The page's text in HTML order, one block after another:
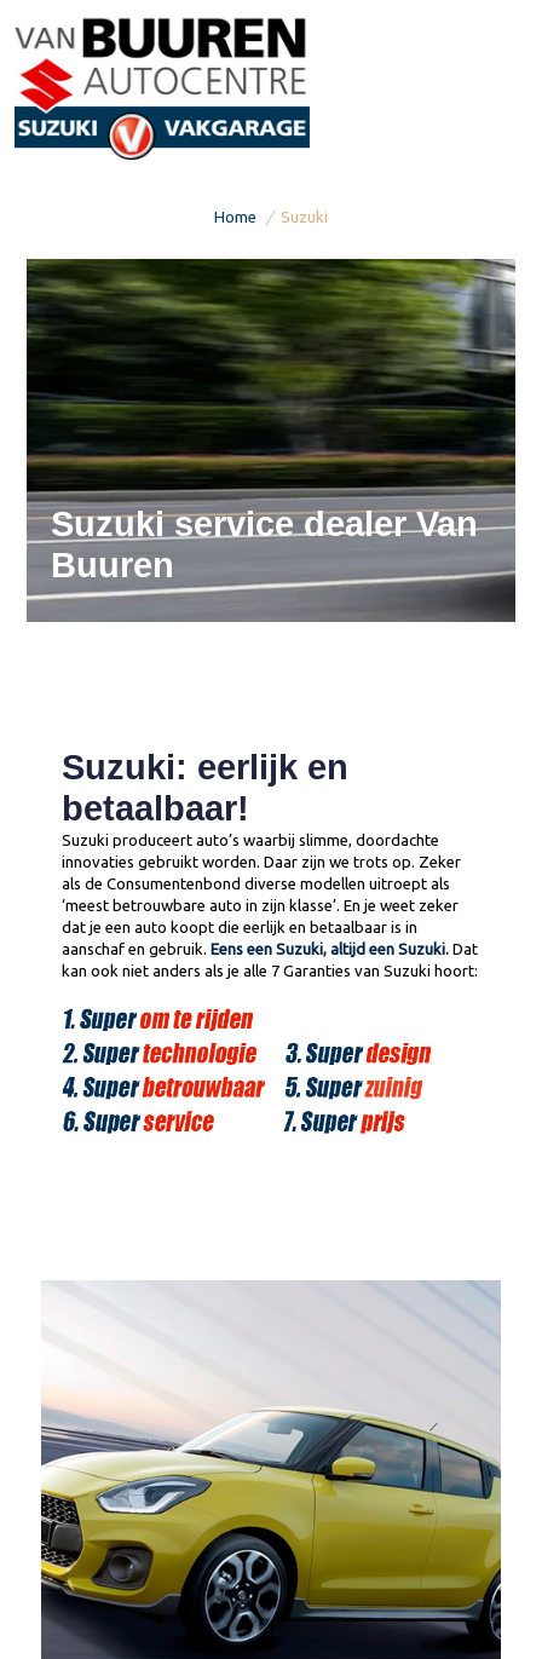
Home / Suzuki
Suzuki service dealer Van
Buuren
Suzuki: eerlijk en
betaalbaar!
Suzuki produceert auto’s waarbij slimme, doordachte
innovaties gebruikt worden. Daar zijn we trots op. Zeker
als de Consumentenbond diverse modellen uitroept als
‘meest betrouwbare auto in zijn klasse’. En je weet zeker
dat je een auto koopt die eerlijk en betaalbaar is in
aanschaf en gebruik.Eens een Suzuki, altijd een Suzuki. Dat
kan ook niet anders als je alle 7 Garanties van Suzuki hoort: